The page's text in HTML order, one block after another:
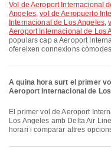
vol de Aeroport Internacional de Narita a Aeroport Internacional de Los
Angeles,vol de Aeropuerto
Internacional de Los Angeles,
Aeroport Internacional de Los
populars cap a Aeroport
ofereixen connexions
A quina hora surt el primer
Aeroport Internacional de
El primer vol de Aeroport Internacional Calgary a Aeroport Internacional de
Los Angeles amb Delta Air
horari i comparar altres